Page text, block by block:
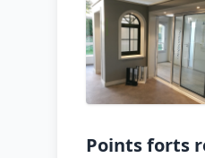
Points forts